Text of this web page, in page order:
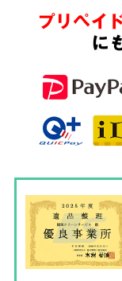
プリペイ
に